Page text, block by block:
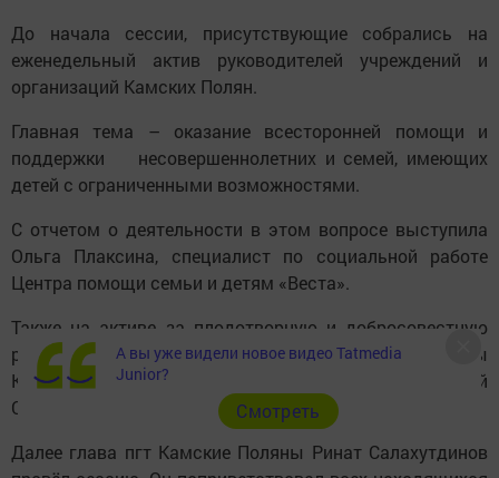
До начала сессии, присутствующие собрались на
еженедельный актив руководителей учреждений и
организаций Камских Полян.
Главная тема – оказание всесторонней помощи и
поддержки несовершеннолетних и семей, имеющих
детей с ограниченными возможностями.
С отчетом о деятельности в этом вопросе выступила
Ольга Плаксина, специалист по социальной работе
Центра помощи семьи и детям «Веста».
Также на активе за плодотворную и добросовестную
работу и в связи с юбилеем, почетной грамотой главы
Камских Полян наградили директора ООО «Жилищный
Сервис» - Вячеслава Ивановича Наумова.
Далее глава пгт Камские Поляны Ринат Салахутдинов
А вы уже видели новое видео Tatmedia
Junior?
Cмотреть